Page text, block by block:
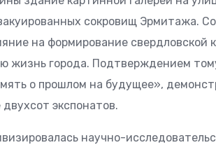
сокровищ Эрмитажа.
на формирование свердловской
жизнь города. Подтверждением
о прошлом на будущее»,
экспонатов.
научно-